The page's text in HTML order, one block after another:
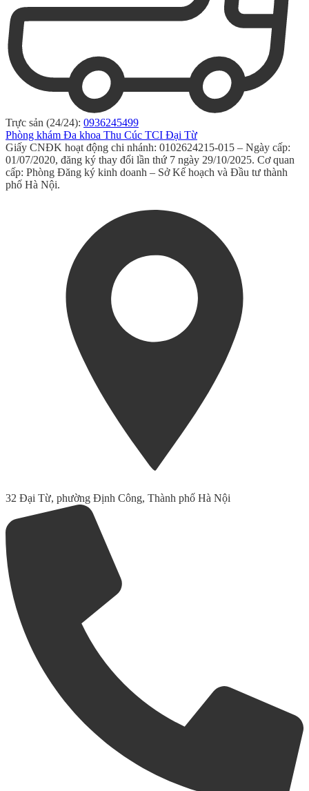
Trực sản (24/24): 0936245499
Phòng khám Đa khoa Thu Cúc TCI Đại Từ
Giấy CNĐK hoạt động chi nhánh: 0102624215-015 – Ngày cấp:
01/07/2020, đăng ký thay đổi lần thứ 7 ngày 29/10/2025. Cơ quan
cấp: Phòng Đăng ký kinh doanh – Sở Kế hoạch và Đầu tư thành
phố Hà Nội.
32 Đại Từ, phường Định Công, Thành phố Hà Nội